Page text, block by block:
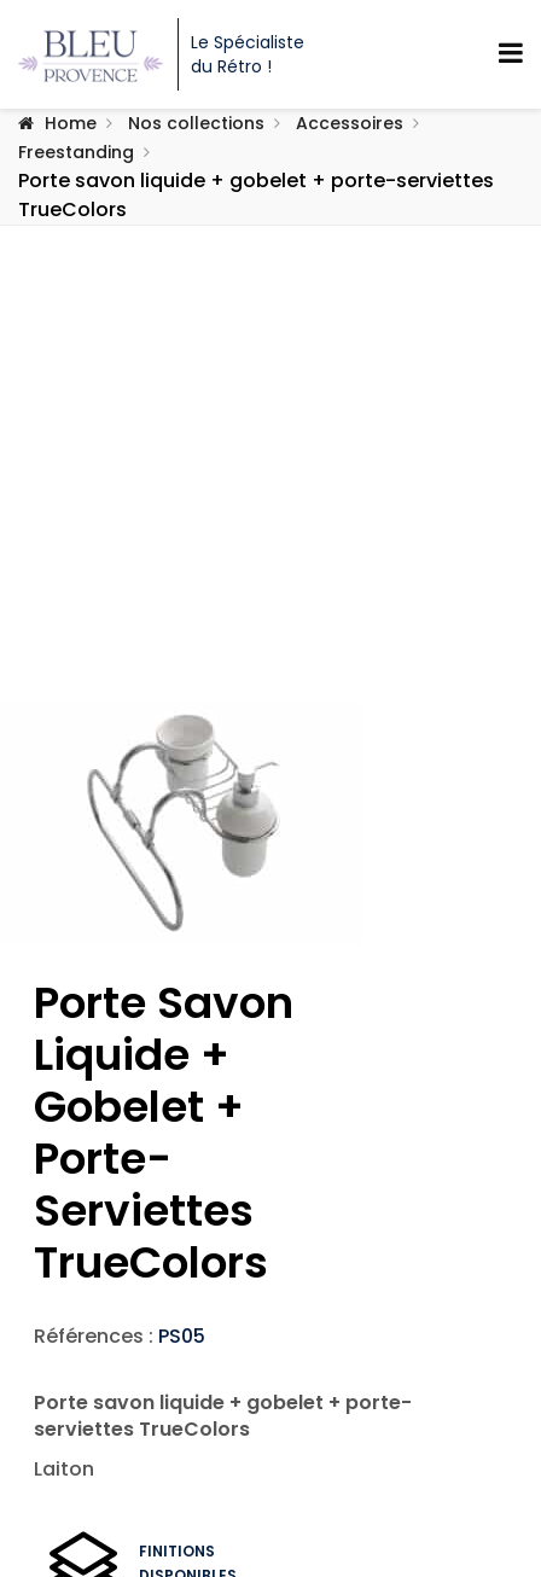
Le Spécialiste
du Rétro !
Home Nos collections
Accessoires
Freestanding
Porte savon liquide + gobelet + porte-serviettes
TrueColors
Porte Savon
Liquide +
Gobelet +
Porte-
Serviettes
TrueColors
Références : PS05
Porte savon liquide + gobelet + porte-
serviettes TrueColors
Laiton
FINITIONS